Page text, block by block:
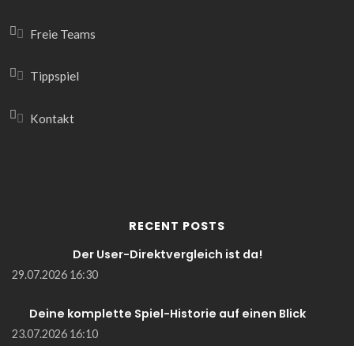
Freie Teams
Tippspiel
Kontakt
RECENT POSTS
Der User-Direktvergleich ist da!
29.07.2026 16:30
Deine komplette Spiel-Historie auf einen Blick
23.07.2026 16:10